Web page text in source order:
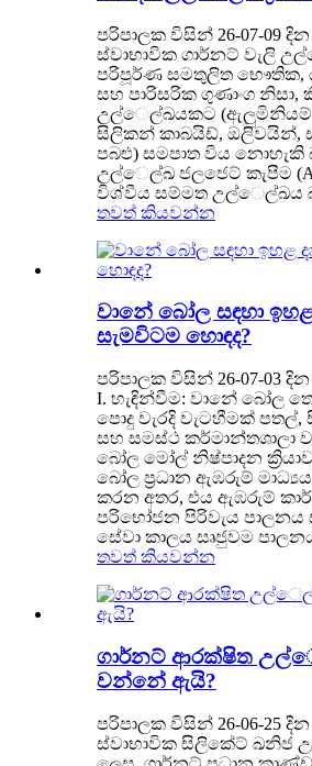
පරිපාලක විසින් 26-07-09 දින
ස්වාභාවික ගාර්නට් වැලි
පරිපූර්ණ සමතුලිත භෞතික,
සහ පාරිසරික ගුණාංග නිසා,
උල්ෙල්ඛයකට (ඇලුමිනියම්
සිලිකන් කාබයිඩ්, ඔලිවයින්,
පබළු) සමපාත විය නොහැකි
උල්ෙල්ඛ ජලජෙට් කැපීම
විශ්වීය සම්මත උල්ෙල්ඛය
තවත් කියවන්න
වානේ බෝල සඳහා ඉහළ
සැමවිටම හොඳද?
පරිපාලක විසින් 26-07-03 දින
I. හැඳින්වීම: වානේ බෝල
පොදු වැරදි වැටහීමක්
සහ සමස්ථ කර්මාන්තශාලා
බෝල මෝල් නිෂ්පාදන
බෝල ප්‍රධාන ඇඹරුම්
කරන අතර, එය ඇඹරුම්
පරිභෝජන පිරිවැය
සේවා කාලය සෘජුවම
තවත් කියවන්න
ගාර්නට් ආරක්ෂිත
වන්නේ ඇයි?
පරිපාලක විසින් 26-06-25 දින
ස්වාභාවික සිලිකේට් ඛනිජ